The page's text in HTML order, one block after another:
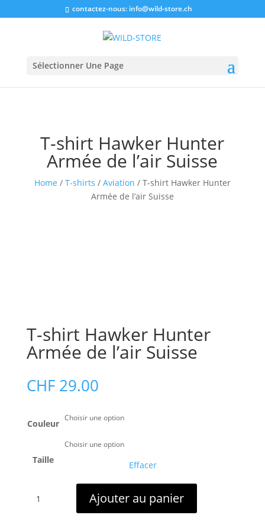
contactez-nous: info@wild-store.ch
Sélectionner Une Page
T-shirt Hawker Hunter
Armée de l’air Suisse
Home / T-shirts / Aviation / T-shirt Hawker Hunter
Armée de l’air Suisse
T-shirt Hawker Hunter
Armée de l’air Suisse
CHF29.00
Couleur
Taille Effacer
Ajouter au panier